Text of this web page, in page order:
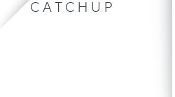
CATCHUP